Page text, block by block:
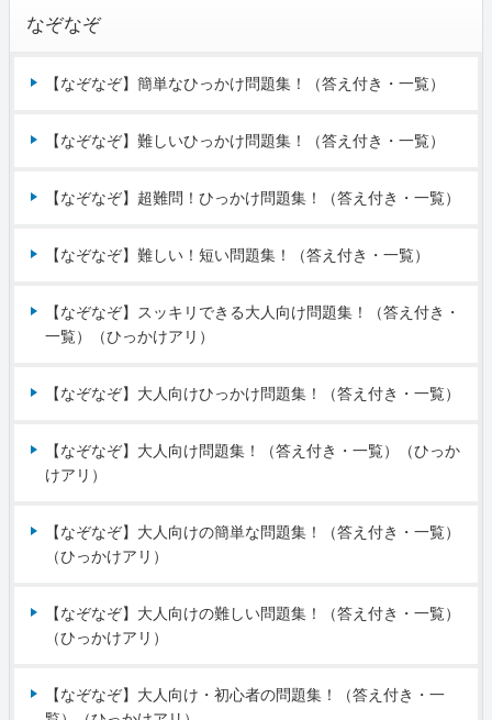
なぞなぞ
【なぞなぞ】簡単なひっかけ問題集！（答え付き・一覧）
【なぞなぞ】難しいひっかけ問題集！（答え付き・一覧）
【なぞなぞ】超難問！ひっかけ問題集！（答え付き・一覧）
【なぞなぞ】難しい！短い問題集！（答え付き・一覧）
【なぞなぞ】スッキリできる大人向け問題集！（答え付き・
一覧）（ひっかけアリ）
【なぞなぞ】大人向けひっかけ問題集！（答え付き・一覧）
【なぞなぞ】大人向け問題集！（答え付き・一覧）（ひっか
けアリ）
【なぞなぞ】大人向けの簡単な問題集！（答え付き・一覧）
（ひっかけアリ）
【なぞなぞ】大人向けの難しい問題集！（答え付き・一覧）
（ひっかけアリ）
【なぞなぞ】大人向け・初心者の問題集！（答え付き・一